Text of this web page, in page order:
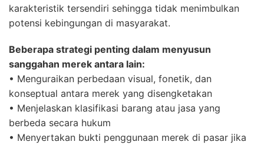
karakteristik tersendiri sehingga tidak menimbulkan
potensi kebingungan di masyarakat.
Beberapa strategi penting dalam menyusun
sanggahan merek antara lain:
• Menguraikan perbedaan visual, fonetik, dan
konseptual antara merek yang disengketakan
• Menjelaskan klasifikasi barang atau jasa yang
berbeda secara hukum
• Menyertakan bukti penggunaan merek di pasar jika